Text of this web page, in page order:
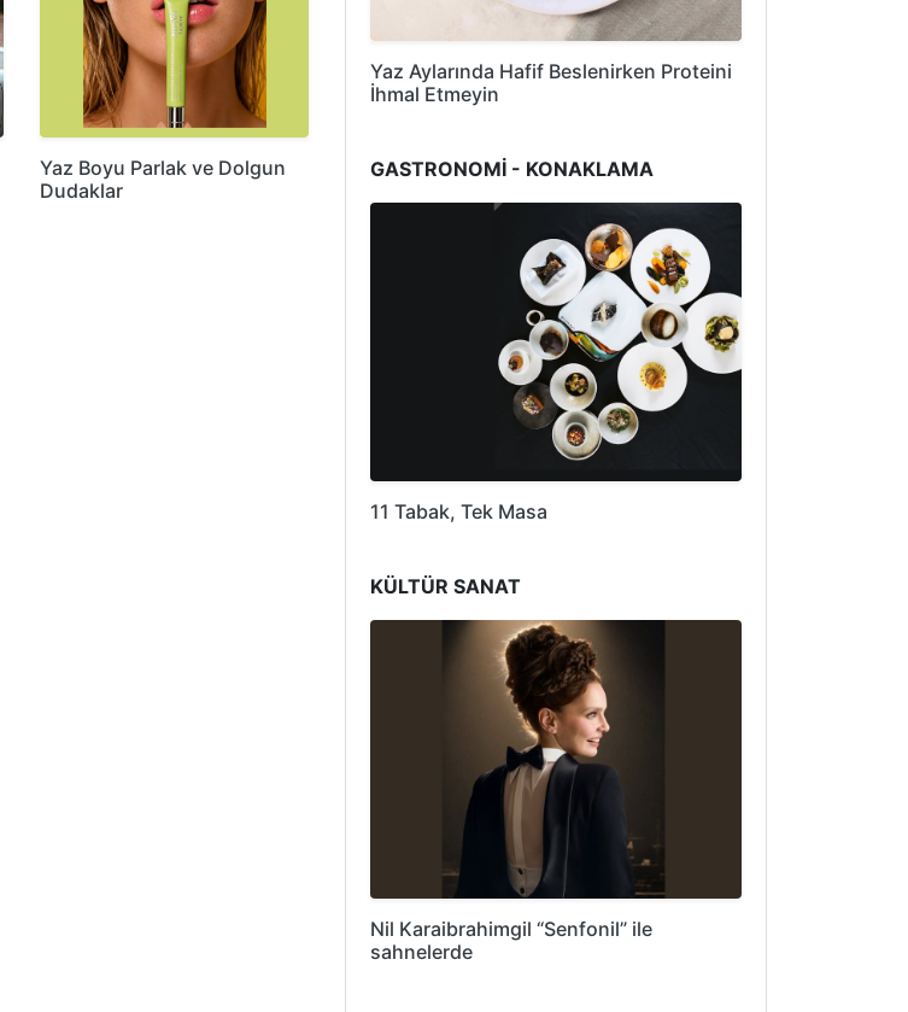
Yaz Boyu Parlak ve Dolgun
Dudaklar
Yaz Aylarında Hafif Beslenirken Proteini
İhmal Etmeyin
GASTRONOMİ - KONAKLAMA
11 Tabak, Tek Masa
KÜLTÜR SANAT
Nil Karaibrahimgil “Senfonil” ile
sahnelerde